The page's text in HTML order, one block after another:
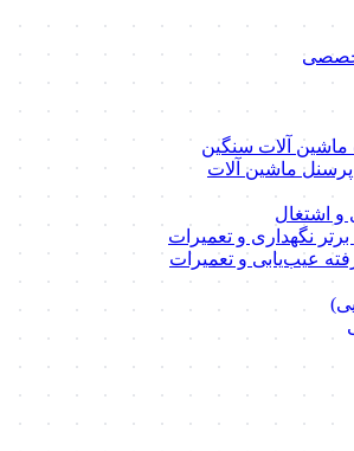
ماشین آلات سنگین
پرسنل ماشین آلات
اشتغال
نگهداری و تعمیرات
عیب‌یابی و تعمیرات